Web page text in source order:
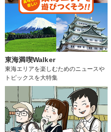
東海満喫Walker
東海エリアを楽しむためのニュースや
トピックスを大特集